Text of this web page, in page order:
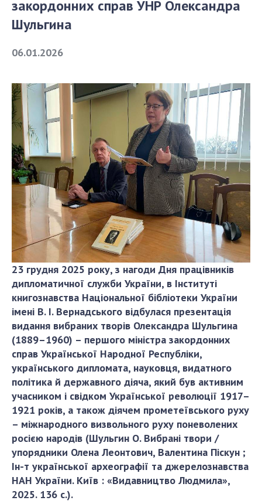
СТРУКТУРА
Апарат Президії
Секція фізико-технічних і математичних
наук
Секція хімічних і біологічних наук
Секція суспільних і гуманітарних наук
Установи при Президії
Ради, комітети та комісії
Наукові центри МОН та НАН України
Громадські організації
ДІЯЛЬНІСТЬ
Засідання Президії НАН України
Сесії Загальних зборів НАН України
Річні звіти НАН України
Річні фінансові звіти НАН України
Наукові публікації та видавнича діяльність
Охорона прав інтелектуальної власності та
трансфер технологій в наукових установах
Наукові об'єкти, що становлять національне
надбання
Центри колективного користування
науковими приладами НАН України
Оцінювання ефективності діяльності
наукових установ
закордонних справ УНР Олександра
Шульгина
06.01.2026
23 грудня 2025 року, з нагоди Дня працівників
дипломатичної служби України, в Інституті
книгознавства Національної бібліотеки України
імені В. І. Вернадського відбулася презентація
видання вибраних творів Олександра Шульгина
(1889–1960) – першого міністра закордонних
справ Української Народної Республіки,
українського дипломата, науковця, видатного
політика й державного діяча, який був активним
учасником і свідком Української революції 1917–
1921 років, а також діячем прометеївського руху
– міжнародного визвольного руху поневолених
росією народів (Шульгин О. Вибрані твори /
упорядники Олена Леонтович, Валентина Піскун ;
Ін-т української археографії та джерелознавства
НАН України. Київ : «Видавництво Людмила»,
2025. 136 с.).